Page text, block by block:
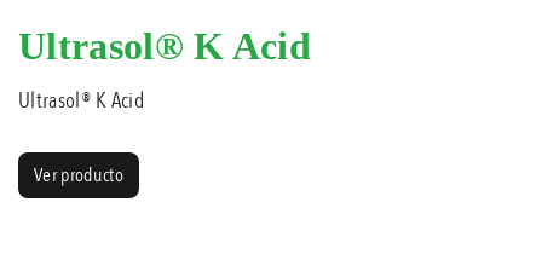
Ultrasol® K Acid
Ultrasol® K Acid
Ver producto